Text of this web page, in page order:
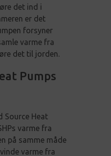
det ind i
er det
forsyner
varme fra
det til jorden.
Pumps
Source Heat
varme fra
på samme måde
varme fra